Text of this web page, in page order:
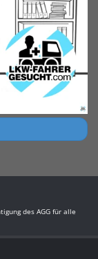
des AGG für alle